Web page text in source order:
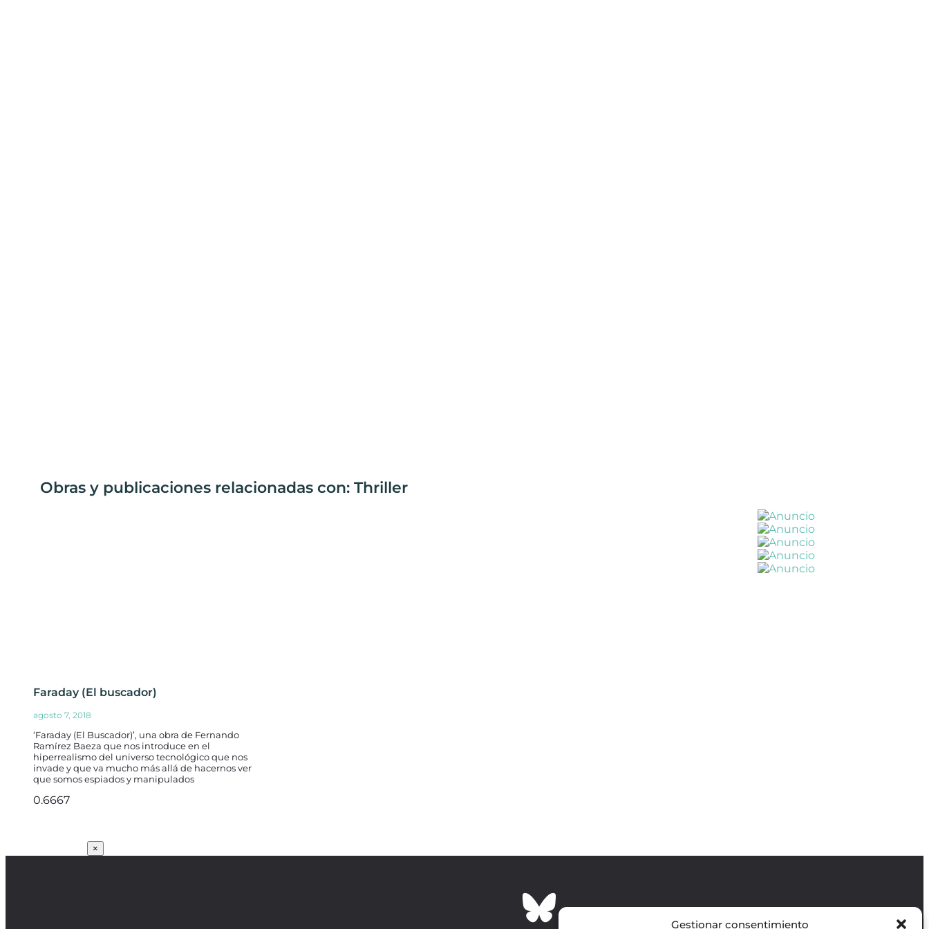
Gestionar consentimiento
Obras y publicaciones relacionadas con: Thriller
Faraday (El buscador)
agosto 7, 2018
‘Faraday (El Buscador)’, una obra de Fernando
Ramírez Baeza que nos introduce en el
hiperrealismo del universo tecnológico que nos
invade y que va mucho más allá de hacernos ver
que somos espiados y manipulados
×